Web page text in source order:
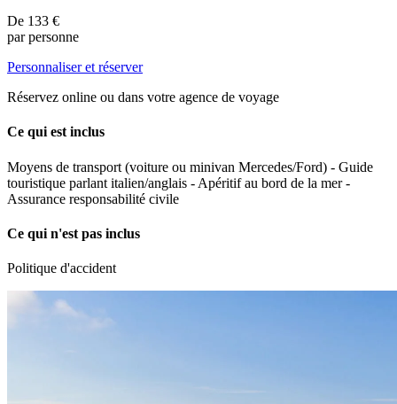
De 133 €
par personne
Personnaliser et réserver
Réservez online ou dans votre agence de voyage
Ce qui est inclus
Moyens de transport (voiture ou minivan Mercedes/Ford) - Guide
touristique parlant italien/anglais - Apéritif au bord de la mer -
Assurance responsabilité civile
Ce qui n'est pas inclus
Politique d'accident